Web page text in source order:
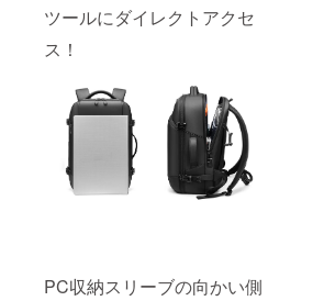
ツールにダイレクトアクセ
ス！
PC収納スリーブの向かい側